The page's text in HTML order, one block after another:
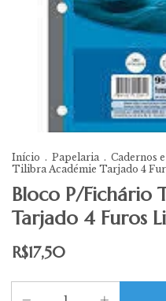
Início . Papelaria . Cadernos
Tilibra Académie Tarjado 4
Bloco P/Fichário
Tarjado 4 Furos
R$17,50